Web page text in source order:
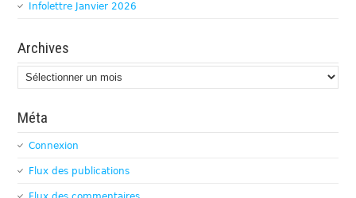
Infolettre Janvier 2026
Archives
Archives
Méta
Connexion
Flux des publications